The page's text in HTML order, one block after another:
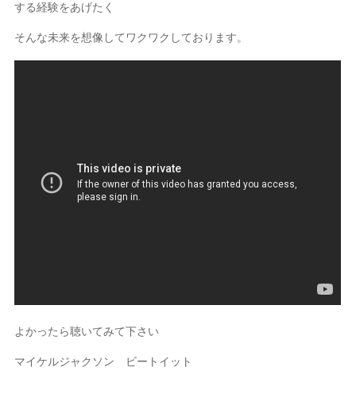
する経験をあげたく
そんな未来を想像してワクワクしております。
よかったら聴いてみて下さい
マイケルジャクソン ビートイット